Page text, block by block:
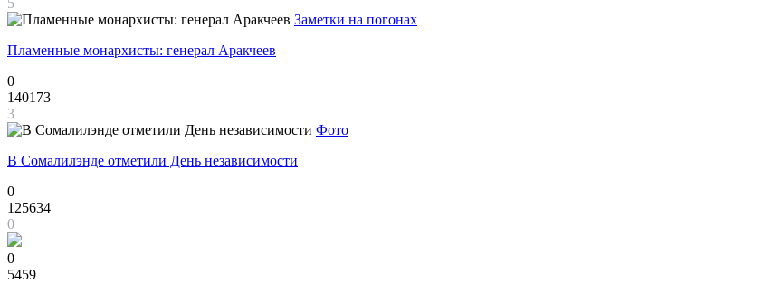
5
Заметки на погонах
Пламенные монархисты: генерал Аракчеев
0
140173
3
Фото
В Сомалилэнде отметили День независимости
0
125634
0
0
5459